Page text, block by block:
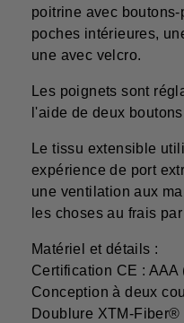
poitrine avec
poches intérieures,
une avec velcro.
Les poignets sont
l'aide de deux
Le tissu extensible
expérience de port
une ventilation aux
les choses au frais
Matériel et détails :
Certification CE :
Conception à deux
Doublure XTM-Fiber®